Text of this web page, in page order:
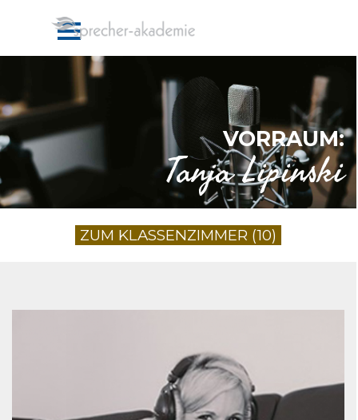
VORRAUM:
Tanja Lipinski
ZUM KLASSENZIMMER (10)